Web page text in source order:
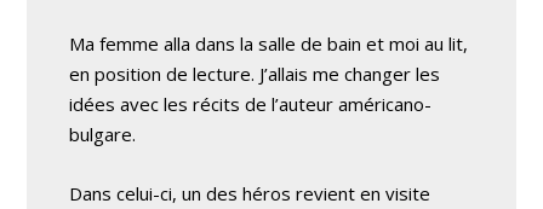
Ma femme alla dans la salle de bain et moi au lit,
en position de lecture. J’allais me changer les
idées avec les récits de l’auteur américano-
bulgare.
Dans celui-ci, un des héros revient en visite